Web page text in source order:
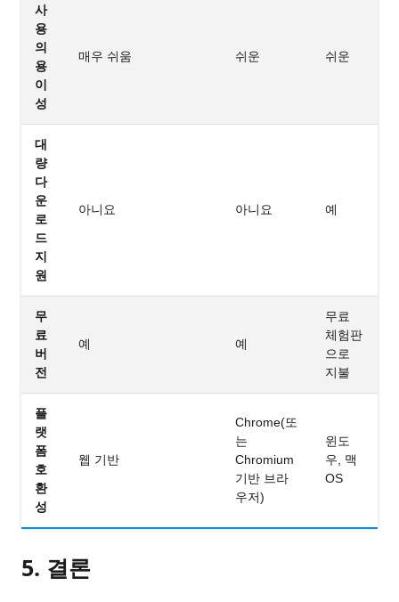
사
용
의
용
이
성
매우 쉬움 쉬운 쉬운
대
량
다
운
로
드
지
원
아니요 아니요 예
무
료
버
전
예 예
무료
체험판
으로
지불
플
랫
폼
호
환
성
웹 기반
Chrome(또
는
Chromium
기반 브라
우저)
윈도
우, 맥
OS
5. 결론